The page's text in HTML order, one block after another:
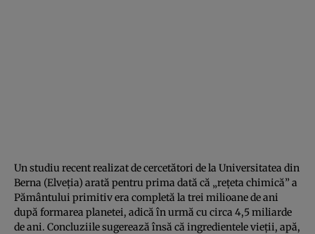
Un studiu recent realizat de cercetători de la Universitatea din
Berna (Elveția) arată pentru prima dată că „rețeta chimică” a
Pământului primitiv era completă la trei milioane de ani
după formarea planetei, adică în urmă cu circa 4,5 miliarde
de ani. Concluziile sugerează însă că ingredientele vieții, apă,